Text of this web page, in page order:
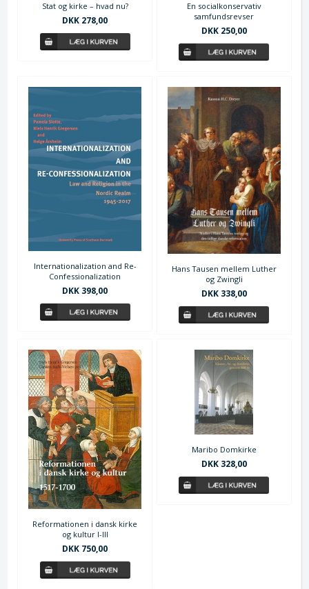
Stat og kirke – hvad nu?
DKK 278,00
En socialkonservativ
samfundsrevser
DKK 250,00
Internationalization and Re-
Confessionalization
DKK 398,00
Hans Tausen mellem Luther
og Zwingli
DKK 338,00
Reformationen i dansk kirke
og kultur I-III
DKK 750,00
Maribo Domkirke
DKK 328,00